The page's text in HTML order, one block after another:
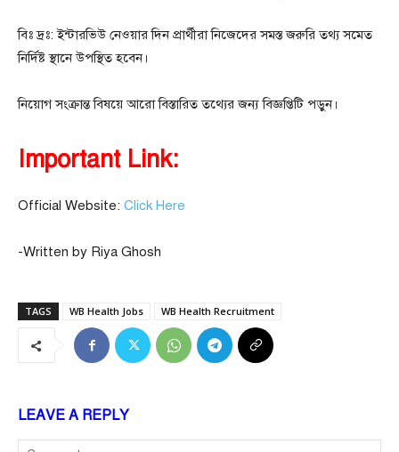
বিঃ দ্রঃ: ইন্টারভিউ নেওয়ার দিন প্রার্থীরা নিজেদের সমস্ত জরুরি তথ্য সমেত
নির্দিষ্ট স্থানে উপস্থিত হবেন।
নিয়োগ সংক্রান্ত বিষয়ে আরো বিস্তারিত তথ্যের জন্য বিজ্ঞপ্তিটি পড়ুন।
Important Link:
Official Website: Click Here
-Written by Riya Ghosh
TAGS WB Health Jobs WB Health Recruitment
LEAVE A REPLY